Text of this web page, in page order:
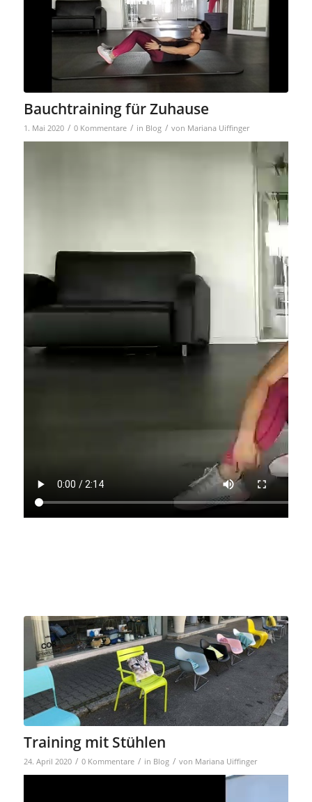
Bauchtraining für Zuhause
1. Mai 2020 / 0 Kommentare / in Blog / von Mariana Uiffinger
Training mit Stühlen
24. April 2020 / 0 Kommentare / in Blog / von Mariana Uiffinger